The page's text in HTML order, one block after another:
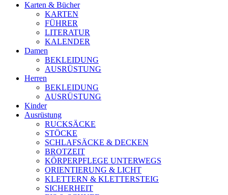
Karten & Bücher
KARTEN
FÜHRER
LITERATUR
KALENDER
Damen
BEKLEIDUNG
AUSRÜSTUNG
Herren
BEKLEIDUNG
AUSRÜSTUNG
Kinder
Ausrüstung
RUCKSÄCKE
STÖCKE
SCHLAFSÄCKE & DECKEN
BROTZEIT
KÖRPERPFLEGE UNTERWEGS
ORIENTIERUNG & LICHT
KLETTERN & KLETTERSTEIG
SICHERHEIT